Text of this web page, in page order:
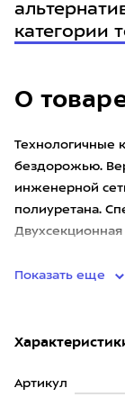
О
Технологичные
бездорожью.
инженерной
полиуретана.
Двухсекционная
Показать еще
Артикул
категории